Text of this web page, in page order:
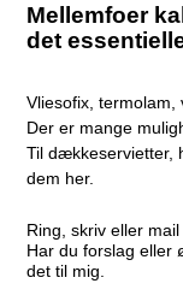
Mellemfoer
det
Vliesofix, termolam,
Der er mange
Til dækkeservietter,
dem her.
Ring, skriv eller
Har du forslag eller
det til mig.